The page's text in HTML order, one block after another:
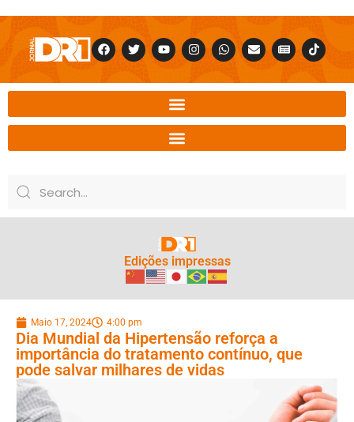
Edições impressas
Maio 17, 2024 4:00 pm
Dia Mundial da Hipertensão reforça a
importância do tratamento contínuo, que
pode salvar milhares de vidas